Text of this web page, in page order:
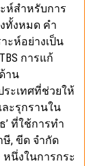
ห์สำหรับการ
ทั้งหมด คำ
ะห์อย่างเป็น
การแก้
าน
ะเทศที่ช่วยให้
ะรุกรานใน
ธ’ ที่ใช้การทำ
ษี, ขีด จำกัด
นึ่งในการกระ